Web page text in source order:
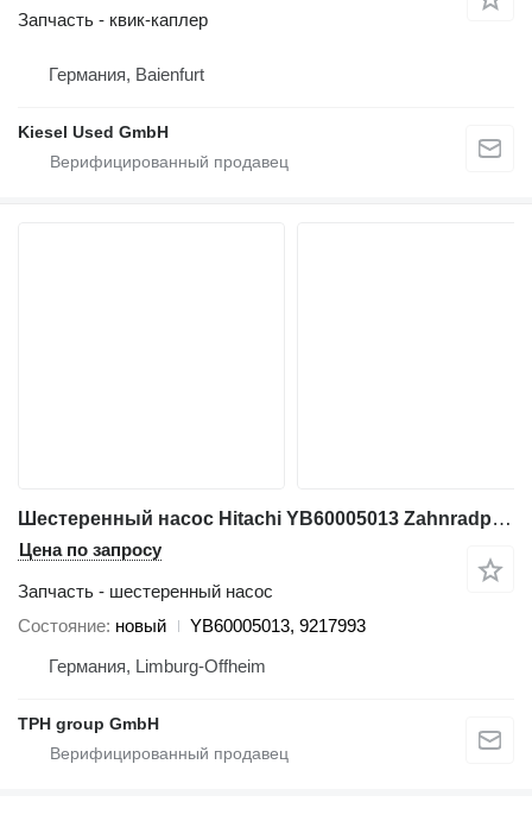
Запчасть - квик-каплер
Германия, Baienfurt
Kiesel Used GmbH
Шестеренный насос Hitachi YB60005013 Zahnradpumpe 9217993, ZW180, ZW220, ZW250, ZW310 для фронтального погрузчика Hitachi ZW180, ZW220, ZW250, ZW310
Цена по запросу
Запчасть - шестеренный насос
Состояние новый
YB60005013, 9217993
Германия, Limburg-Offheim
TPH group GmbH